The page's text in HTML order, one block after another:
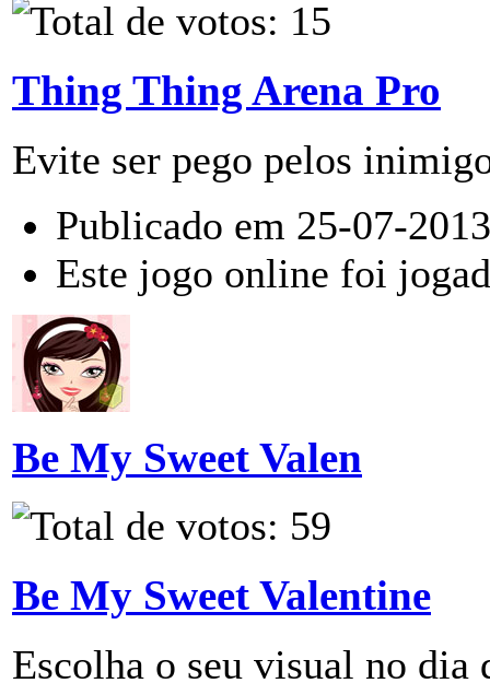
Thing Thing Arena Pro
Evite ser pego pelos
Publicado em 25-07-
Este jogo online foi
Be My Sweet Valen
Be My Sweet Valentine
Escolha o seu visual no dia